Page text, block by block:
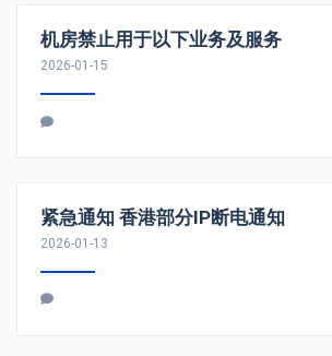
机房禁止用于以下业务及服务
2026-01-15
紧急通知 香港部分IP断电通知
2026-01-13